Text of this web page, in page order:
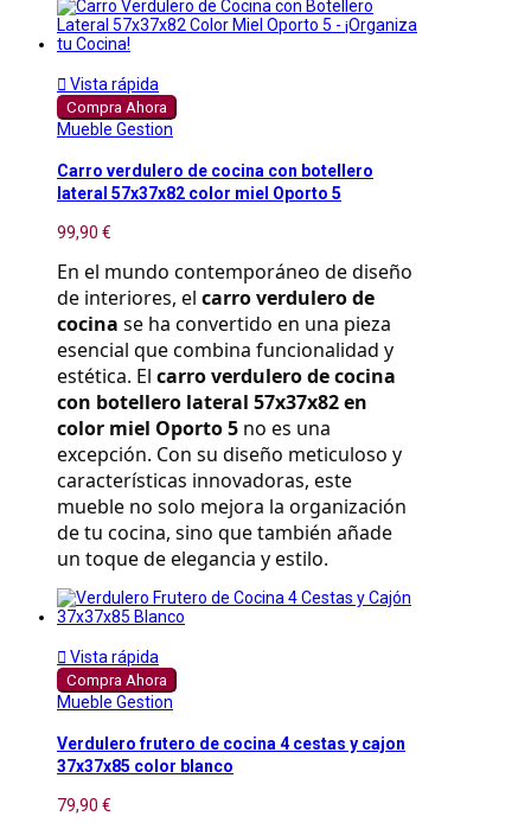
 Vista rápida
Compra Ahora
Mueble Gestion
Carro verdulero de cocina con botellero
lateral 57x37x82 color miel Oporto 5
99,90 €
En el mundo contemporáneo de diseño
de interiores, el carro verdulero de
cocina se ha convertido en una pieza
esencial que combina funcionalidad y
estética. El carro verdulero de cocina
con botellero lateral 57x37x82 en
color miel Oporto 5 no es una
excepción. Con su diseño meticuloso y
características innovadoras, este
mueble no solo mejora la organización
de tu cocina, sino que también añade
un toque de elegancia y estilo.
 Vista rápida
Compra Ahora
Mueble Gestion
Verdulero frutero de cocina 4 cestas y cajon
37x37x85 color blanco
79,90 €